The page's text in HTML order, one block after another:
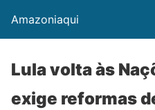
Amazoniaqui
Lula volta às
exige reformas